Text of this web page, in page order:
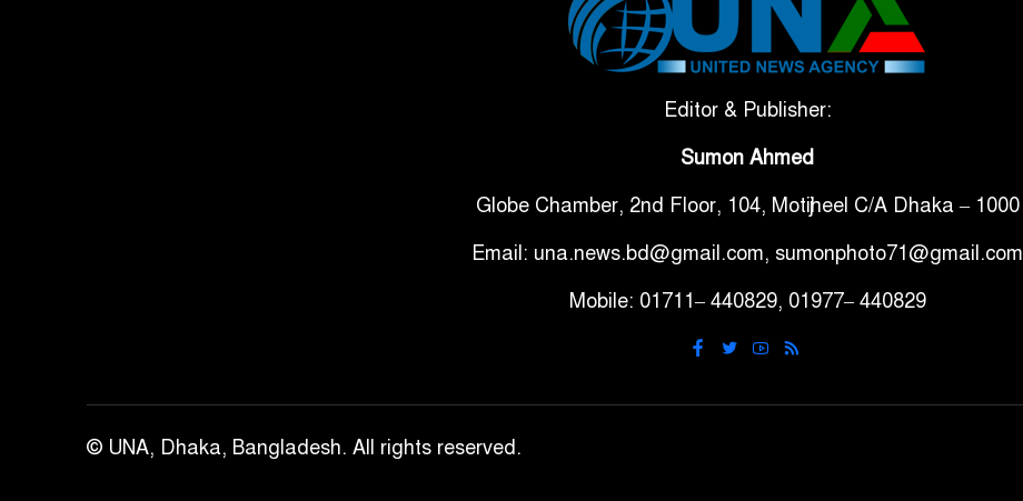
৭
Editor & Publisher:
Sumon Ahmed
Globe Chamber, 2nd Floor, 104, Motijheel C/A Dhaka – 1000
Email: una.news.bd@gmail.com, sumonphoto71@gmail.com
Mobile: 01711– 440829, 01977– 440829
© UNA, Dhaka, Bangladesh. All rights reserved.